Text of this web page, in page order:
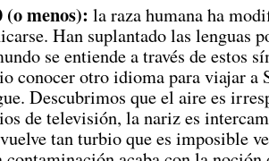
(o menos): la raza humana ha
Han suplantado las lenguas
se entiende a través de estos
conocer otro idioma para viajar a
Descubrimos que el aire es
de televisión, la nariz es
tan turbio que es imposible